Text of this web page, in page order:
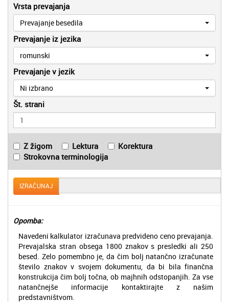
Vrsta prevajanja
Prevajanje besedila
Prevajanje iz jezika
romunski
Prevajanje v jezik
Ni izbrano
Št. strani
Z žigom Lektura
Korektura
Strokovna terminologija
IZRAČUNAJ
Opomba:
Navedeni kalkulator izračunava predvideno ceno prevajanja.
Prevajalska stran obsega 1800 znakov s presledki ali 250
besed. Zelo pomembno je, da čim bolj natančno izračunate
število znakov v svojem dokumentu, da bi bila finančna
konstrukcija čim bolj točna, ob majhnih odstopanjih. Za vse
natančnejše informacije kontaktirajte z našim
predstavništvom.